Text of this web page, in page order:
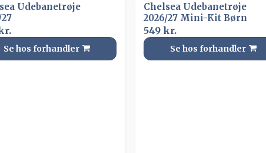
Udebanetrøje
Se hos forhandler
Chelsea Udebanetrøje
2026/27 Mini-Kit Børn
549 kr.
Se hos forhandler